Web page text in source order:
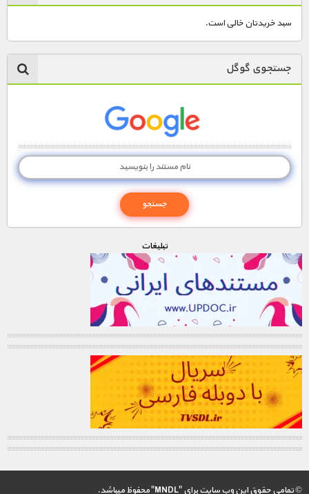
سبد خریدتان خالی است.
جستجوی گوگل
تبليغات
© تمامی حقوق این وب سایت برای "MNDL" محفوظ میباشد.